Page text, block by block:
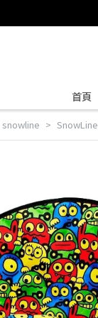
首頁
snowline